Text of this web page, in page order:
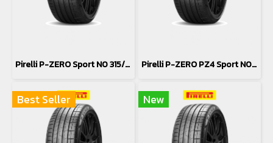
Pirelli P-ZERO Sport N0 315/30R22 Pirelli P-ZERO PZ4 Sport N0 315/35R22
Best Seller New